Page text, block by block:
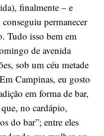
finalmente – e
permanecer
Tudo isso bem em
de avenida
sob um céu metade
Campinas, eu gosto
em forma de bar,
no cardápio,
do bar”; entre eles